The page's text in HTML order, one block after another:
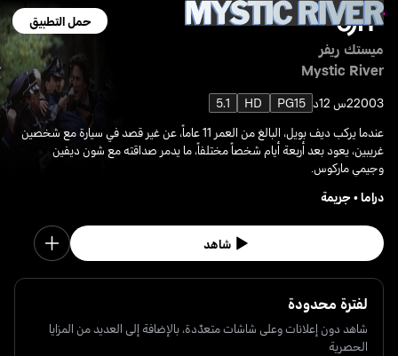
حمل التطبيق
ميستك ريفر
Mystic River
20032س 12د PG15
HD
5.1
عندما يركب ديف بويل، البالغ من العمر 11 عاماً، عن غير قصد في سيارة مع شخصين
غريبين، يعود بعد أربعة أيام شخصاً مختلفاً، ما يدمر صداقته مع شون ديفين
وجيمي ماركوس.
دراما• جريمة
شاهد
لفترة محدودة
شاهد دون إعلانات وعلى شاشات متعدّدة، بالإضافة إلى العديد من المزايا
الحصرية